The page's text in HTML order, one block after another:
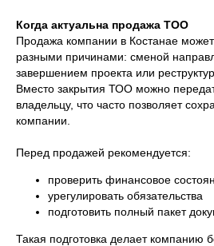
Когда актуальна продажа ТОО
Продажа компании в Костанае
разными причинами: сменой
завершением проекта или
Вместо закрытия ТОО можно
владельцу, что часто позволяет
компании.
Перед продажей рекомендуется:
проверить финансовое
урегулировать обязательства
подготовить полный пакет
Такая подготовка делает компанию